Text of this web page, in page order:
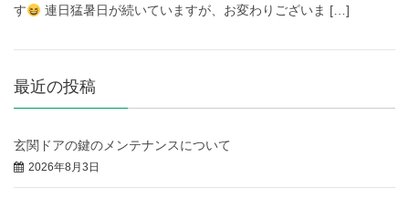
す
連日猛暑日が続いていますが、お変わりございま […]
最近の投稿
玄関ドアの鍵のメンテナンスについて
2026年8月3日